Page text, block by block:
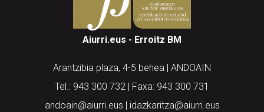
Aiurri.eus - Erroitz BM
Arantzibia plaza, 4-5 behea | ANDOAIN
Tel.: 943 300 732 | Faxa: 943 300 731
andoain@aiurri.eus | idazkaritza@aiurri.eus